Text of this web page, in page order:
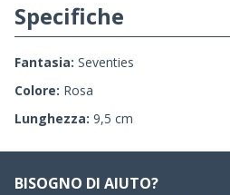
Specifiche
Fantasia: Seventies
Colore: Rosa
Lunghezza: 9,5 cm
BISOGNO DI AIUTO?